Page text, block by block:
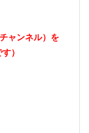
ャンネル）を
）